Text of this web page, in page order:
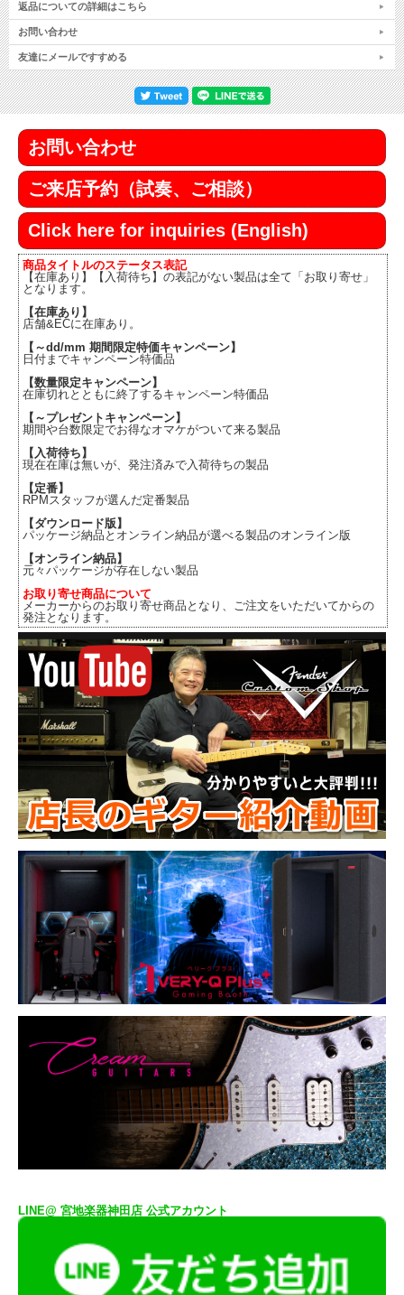
返品についての詳細はこちら
お問い合わせ
友達にメールですすめる
お問い合わせ
ご来店予約（試奏、ご相談）
Click here for inquiries (English)
商品タイトルのステータス表記
【在庫あり】【入荷待ち】の表記がない製品は全て「お取り寄せ」
となります。
【在庫あり】
店舗&ECに在庫あり。
【～dd/mm 期間限定特価キャンペーン】
日付までキャンペーン特価品
【数量限定キャンペーン】
在庫切れとともに終了するキャンペーン特価品
【～プレゼントキャンペーン】
期間や台数限定でお得なオマケがついて来る製品
【入荷待ち】
現在在庫は無いが、発注済みで入荷待ちの製品
【定番】
RPMスタッフが選んだ定番製品
【ダウンロード版】
パッケージ納品とオンライン納品が選べる製品のオンライン版
【オンライン納品】
元々パッケージが存在しない製品
お取り寄せ商品について
メーカーからのお取り寄せ商品となり、ご注文をいただいてからの
発注となります。
LINE@ 宮地楽器神田店 公式アカウント